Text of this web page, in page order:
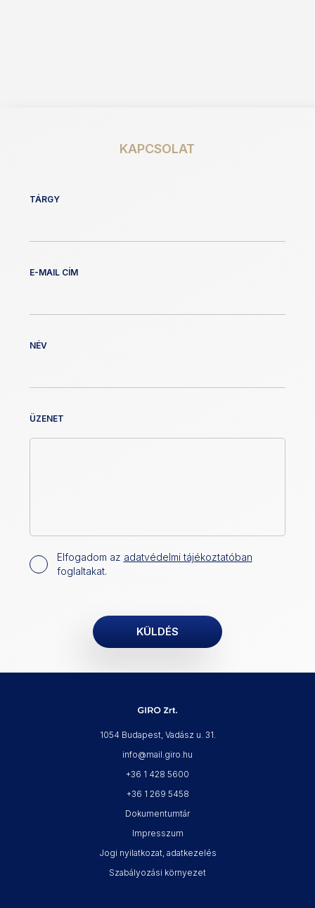
KAPCSOLAT
TÁRGY
E-MAIL CÍM
NÉV
ÜZENET
Elfogadom az adatvédelmi tájékoztatóban
foglaltakat.
1054 Budapest, Vadász u. 31.
info@mail.giro.hu
+36 1 428 5600
+36 1 269 5458
Dokumentumtár
Impresszum
Jogi nyilatkozat, adatkezelés
Szabályozási környezet